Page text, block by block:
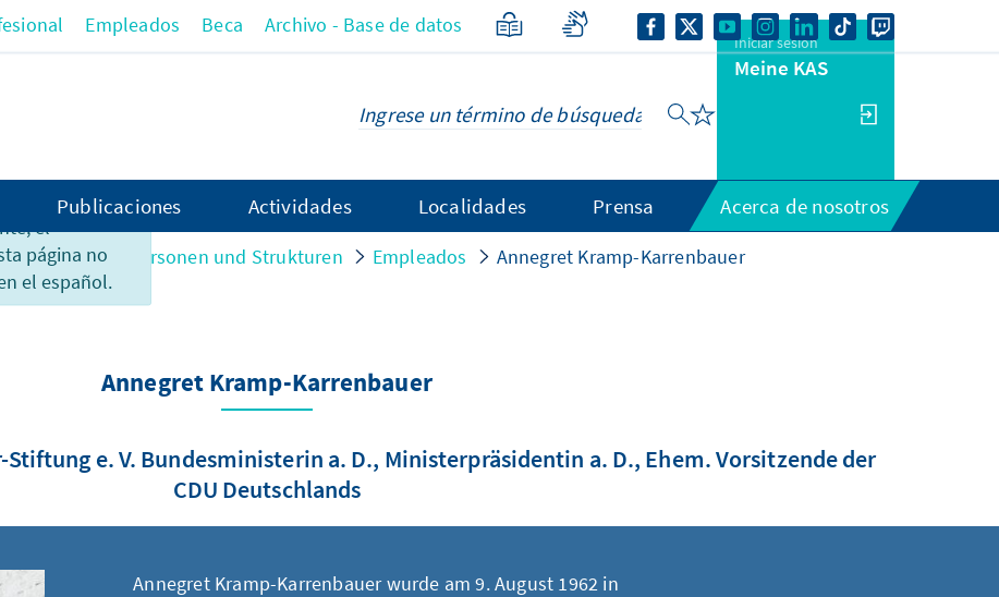
el
página no
el español.
Empleados Beca Archivo - Base de datos
Iniciar sesión
Meine KAS
Publicaciones Actividades Localidades Prensa Acerca de nosotros
Personen und Strukturen Empleados Annegret Kramp-Karrenbauer
Annegret Kramp-Karrenbauer
e. V. Bundesministerin a. D., Ministerpräsidentin a. D., Ehem. Vorsitzende der
CDU Deutschlands
Annegret Kramp-Karrenbauer wurde am 9. August 1962 in